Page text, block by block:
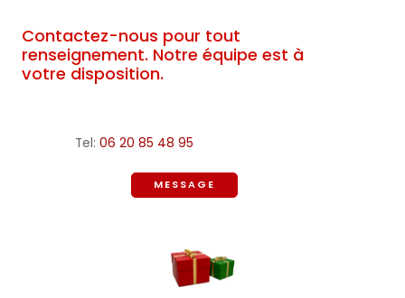
Contactez-nous pour tout
renseignement. Notre équipe est à
votre disposition.
Tel: 06 20 85 48 95
MESSAGE